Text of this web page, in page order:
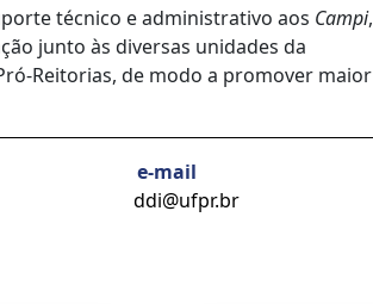
técnico e administrativo aos Campi,
junto às diversas unidades da
Reitorias, de modo a promover maior
e-mail
ddi@ufpr.br